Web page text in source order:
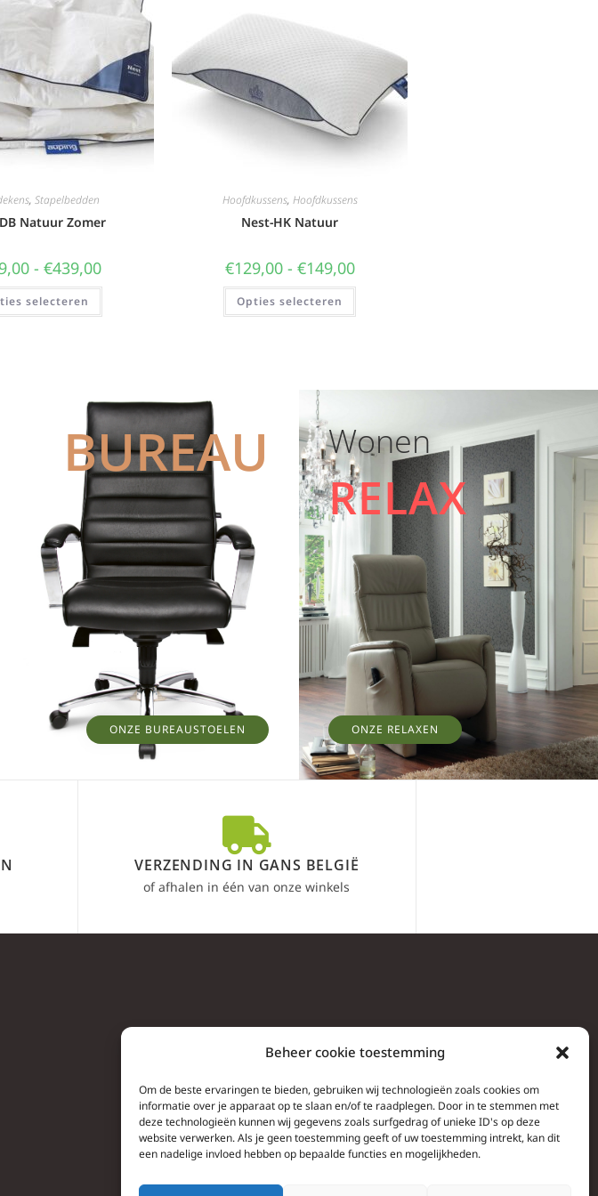
Beheer cookie toestemming
Om de beste ervaringen te bieden, gebruiken wij technologieën zoals cookies om
informatie over je apparaat op te slaan en/of te raadplegen. Door in te stemmen met
deze technologieën kunnen wij gegevens zoals surfgedrag of unieke ID's op deze
website verwerken. Als je geen toestemming geeft of uw toestemming intrekt, kan dit
een nadelige invloed hebben op bepaalde functies en mogelijkheden.
, Stapelbedden
Natuur Zomer
- €439,00
selecteren
Hoofdkussens, Hoofdkussens
Nest-HK Natuur
€129,00 - €149,00
Opties selecteren
BUREAU
ONZE BUREAUSTOELEN
Wonen
RELAX
ONZE RELAXEN
VERZENDING IN GANS BELGIË
of afhalen in één van onze winkels